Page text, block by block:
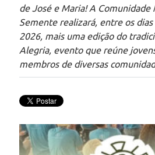
de José e Maria! A Comunidade
Semente realizará, entre os
2026, mais uma edição do
Alegria, evento que reúne
membros de diversas